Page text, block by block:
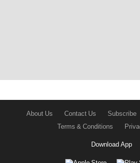
About Us Contact Us Subscribe
Terms & Conditions
Download App